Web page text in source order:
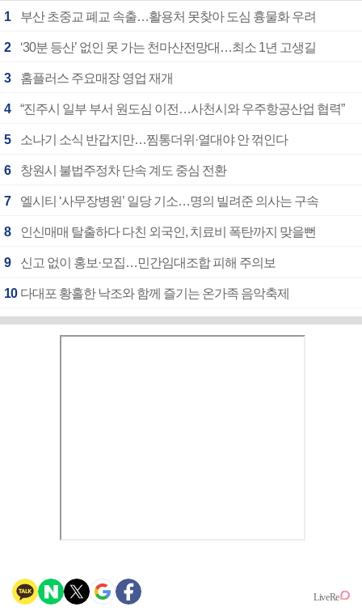
1 부산 초중교 폐교 속출…활용처 못찾아 도심 흉물화 우려
2 ‘30분 등산’ 없인 못 가는 천마산전망대…최소 1년 고생길
3 홈플러스 주요매장 영업 재개
4 “진주시 일부 부서 원도심 이전…사천시와 우주항공산업 협력”
5 소나기 소식 반갑지만…찜통더위·열대야 안 꺾인다
6 창원시 불법주정차 단속 계도 중심 전환
7 엘시티 ‘사무장병원’ 일당 기소…명의 빌려준 의사는 구속
8 인신매매 탈출하다 다친 외국인, 치료비 폭탄까지 맞을뻔
9 신고 없이 홍보·모집…민간임대조합 피해 주의보
10 다대포 황홀한 낙조와 함께 즐기는 온가족 음악축제